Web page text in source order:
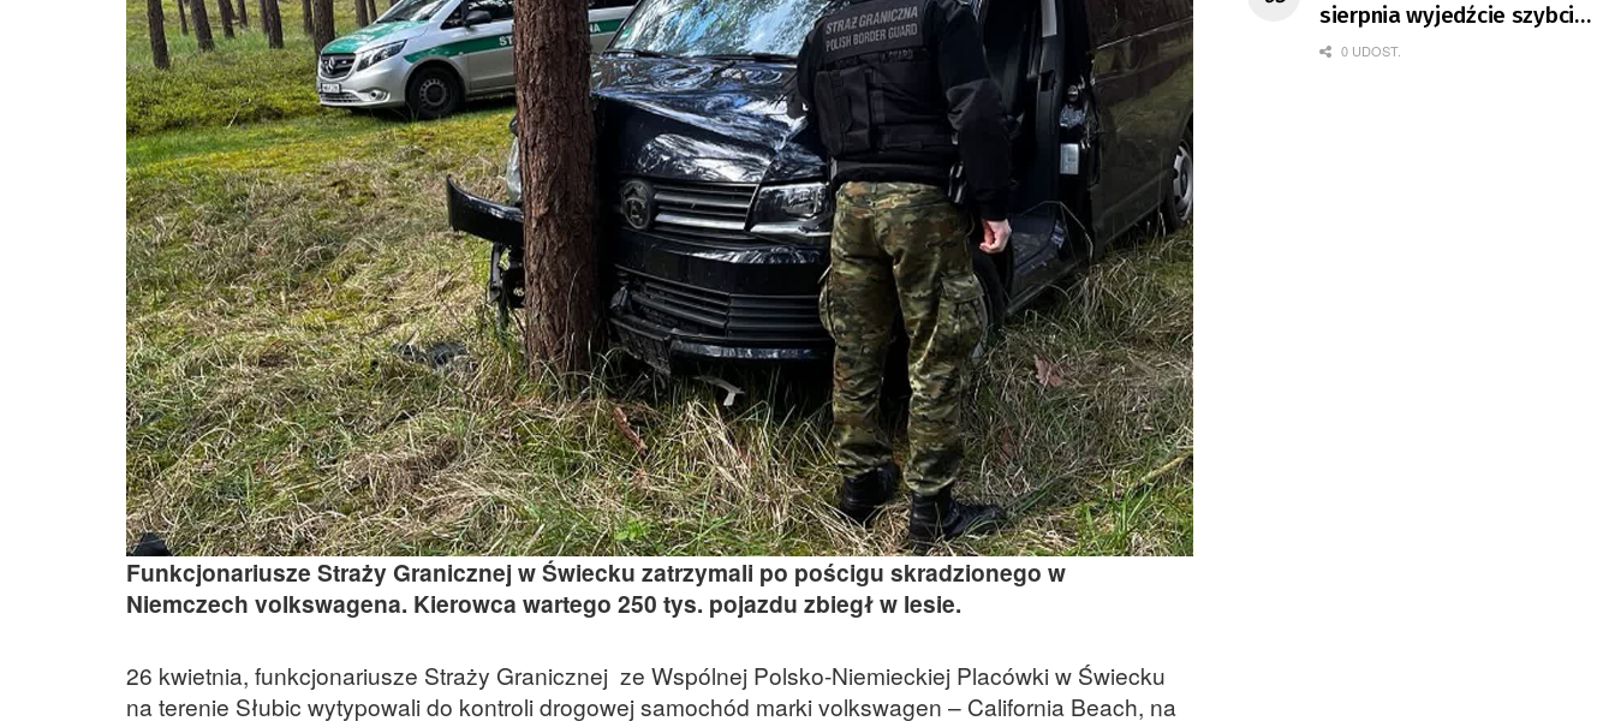
Funkcjonariusze Straży Granicznej w Świecku zatrzymali po pościgu skradzionego w
Niemczech volkswagena. Kierowca wartego 250 tys. pojazdu zbiegł w lesie.
26 kwietnia, funkcjonariusze Straży Granicznej ze Wspólnej Polsko-Niemieckiej Placówki w Świecku
na terenie Słubic wytypowali do kontroli drogowej samochód marki volkswagen – California Beach, na
sierpnia wyjedźcie szybciej
z domów
0 UDOST.